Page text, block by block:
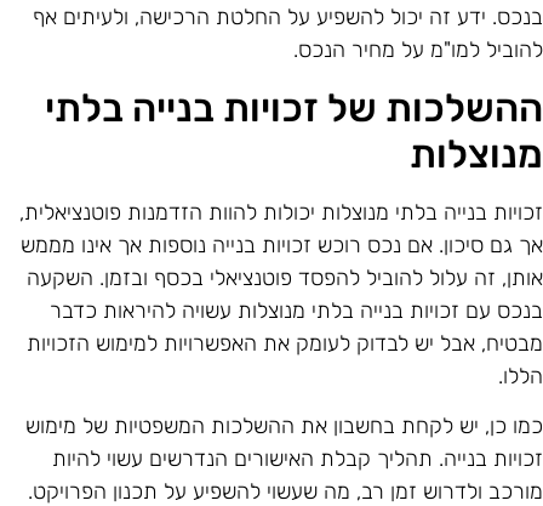
ידע זה יכול להשפיע על החלטת הרכישה, ולעיתים אף
למו"מ על מחיר הנכס.
של זכויות בנייה בלתי
בנייה בלתי מנוצלות יכולות להוות הזדמנות פוטנציאלית,
גם סיכון. אם נכס רוכש זכויות בנייה נוספות אך אינו מממש
זה עלול להוביל להפסד פוטנציאלי בכסף ובזמן. השקעה
עם זכויות בנייה בלתי מנוצלות עשויה להיראות כדבר
אבל יש לבדוק לעומק את האפשרויות למימוש הזכויות
כן, יש לקחת בחשבון את ההשלכות המשפטיות של מימוש
בנייה. תהליך קבלת האישורים הנדרשים עשוי להיות
ולדרוש זמן רב, מה שעשוי להשפיע על תכנון הפרויקט.